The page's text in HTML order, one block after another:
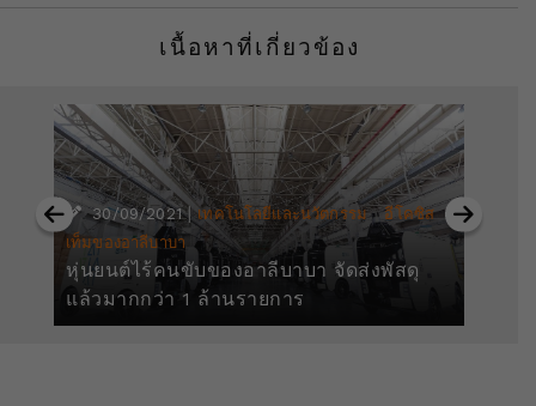
เนื้อหาที่เกี่ยวข้อง
30/09/2021 | เทคโนโลยีและนวัตกรรม·อีโคซิส
เท็มของอาลีบาบา
หุ่นยนต์ไร้คนขับของอาลีบาบา จัดส่งพัสดุ
แล้วมากกว่า 1 ล้านรายการ